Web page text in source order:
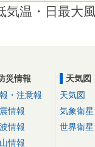
気温・日最大
災情報
・注意報
情報
情報
情報
天気図
天気図
気象衛星
世界衛星